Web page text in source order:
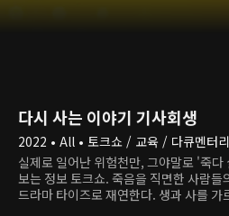
다시 사는 이야기 기사회생
2022 • All • 토크쇼 / 교육 / 다큐멘터리
실제로 일어난 위험천만, 그야말로 '죽
보는 정보 토크쇼. 죽음을 직면한 사람들
드라마 타이즈로 재연한다. 생과 사를